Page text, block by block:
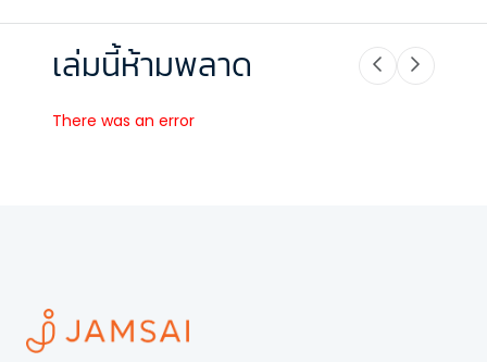
เล่มนี้ห้ามพลาด
There was an error